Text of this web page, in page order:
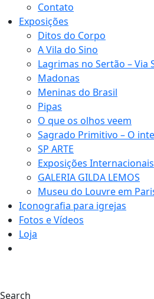
Contato
Exposições
Ditos do Corpo
A Vila do Sino
Lagrimas no Sertão – Via
Madonas
Meninas do Brasil
Pipas
O que os olhos veem
Sagrado Primitivo – O
SP ARTE
Exposições Internacionais
GALERIA GILDA LEMOS
Museu do Louvre em
Iconografia para igrejas
Fotos e Vídeos
Loja
Search